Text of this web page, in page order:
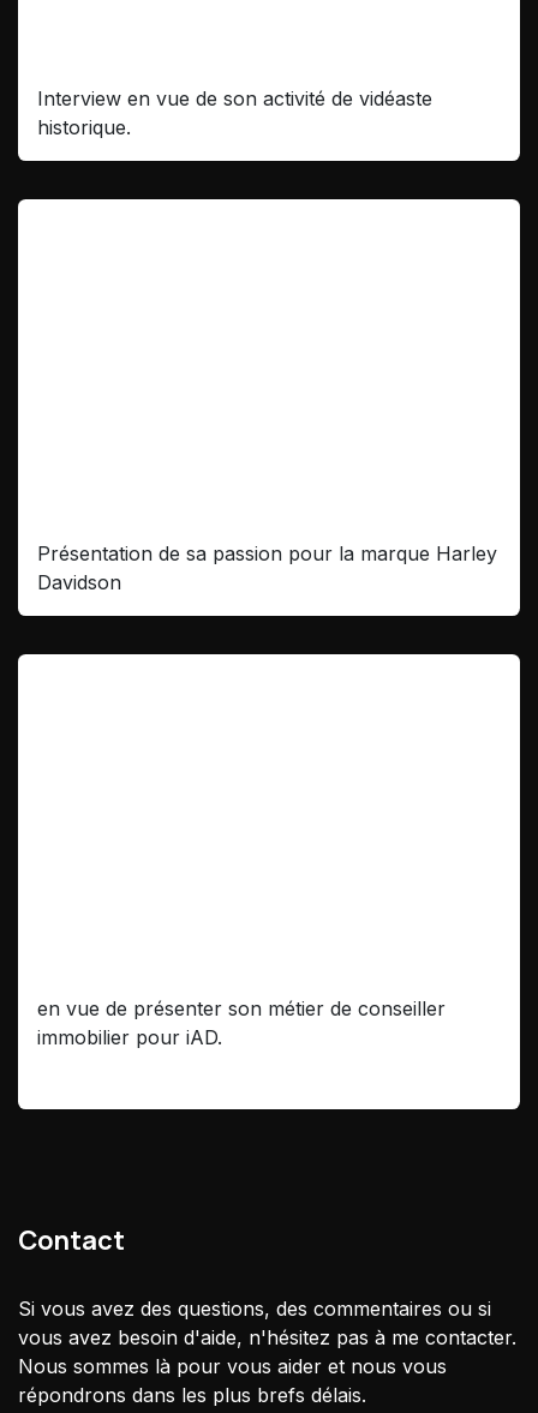
Interview en vue de son activité de vidéaste
historique.
Présentation de sa passion pour la marque Harley
Davidson
en vue de présenter son métier de conseiller
immobilier pour iAD.
Contact
Si vous avez des questions, des commentaires ou si
vous avez besoin d'aide, n'hésitez pas à me contacter.
Nous sommes là pour vous aider et nous vous
répondrons dans les plus brefs délais.